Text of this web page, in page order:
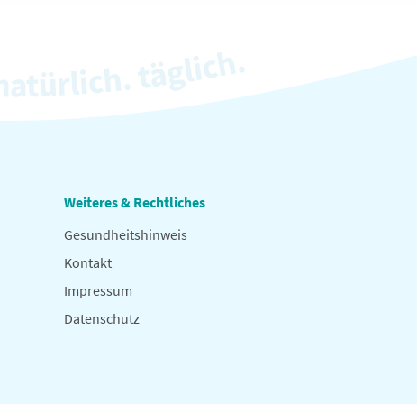
Weiteres & Rechtliches
Gesundheitshinweis
Kontakt
Impressum
Datenschutz